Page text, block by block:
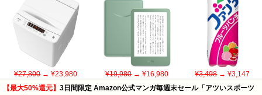
¥27,800→ ¥23,980 ¥19,980→ ¥16,980 ¥3,498→ ¥3,147
【最大50%還元】 3日間限定 Amazon公式マンガ毎週末セール「アツいスポーツ